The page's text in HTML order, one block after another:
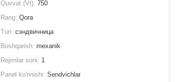
Quvvat (Vt):750
Rang:Qora
Turi:сэндвичница
Boshqarish:mexanik
Rejimlar soni: 1
Panel ko'rinishi:Sendvichlar